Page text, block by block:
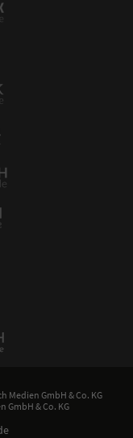
Medien GmbH & Co. KG
& Co. KG